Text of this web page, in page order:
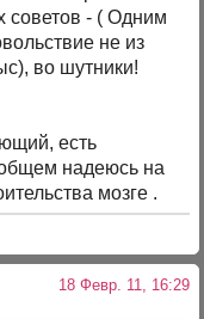
советов - ( Одним
не из
во шутники!
есть
общем надеюсь на
мозге .
18 Февр. 11, 16:29